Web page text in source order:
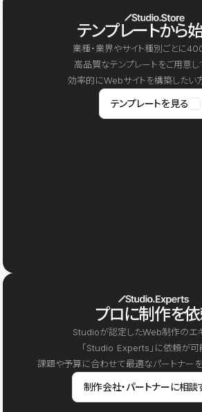
テンプレートから
業種・業界やサイト種別ごとに
高品質なテンプレートをご用意し
効率的にWebサイトを構築したい方
テンプレートを見る
プロに制作を
Studioが認定したWeb制作のエ
「Studio Experts」に依頼が可
課題や予算に合わせて最適なパートナーを
制作会社・パートナーに相談